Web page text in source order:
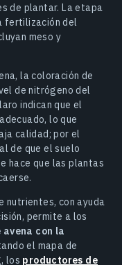
de plantar. La etapa
fertilización del
meso y
la coloración de
de nitrógeno del
indican que el
lo que
calidad; por el
de que el suelo
hace que las plantas
nutrientes, con ayuda
permite a los
con la
el mapa de
los productores de